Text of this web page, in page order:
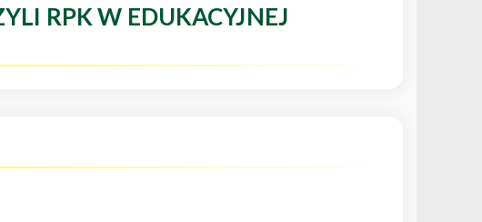
RPK W EDUKACYJNEJ